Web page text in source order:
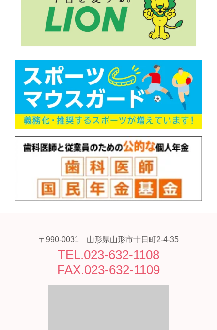
〒990-0031 山形県山形市十日町2-4-35
TEL.023-632-1108
FAX.023-632-1109